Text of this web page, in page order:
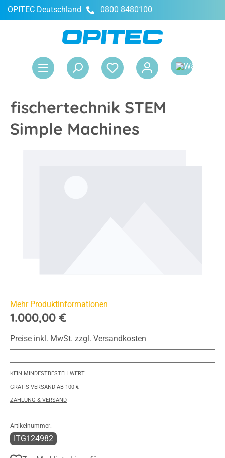
springen
OPITEC Deutschland 0800 8480100
fischertechnik STEM
Simple Machines
Mehr Produktinformationen
1.000,00 €
Preise inkl. MwSt. zzgl. Versandkosten
KEIN MINDESTBESTELLWERT
GRATIS VERSAND AB 100 €
ZAHLUNG & VERSAND
Artikelnummer:
ITG124982